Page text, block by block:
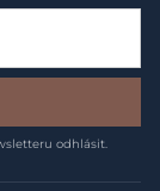
odhlásit.